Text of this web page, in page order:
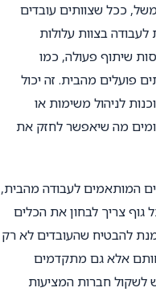
ככל שצוותים עובדים
בצוות עלולות
שיתוף פעולה, כמו
פועלים מהבית. זה יכול
לניהול משימות או
מה שיאפשר לחזק את
המותאמים לעבודה מהבית,
צריך לבחון את הכלים
להבטיח שהעובדים לא רק
אלא גם מתקדמים
חברות המציעות